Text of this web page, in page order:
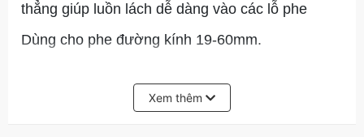
thẳng giúp luồn lách dễ dàng vào các lỗ phe
Dùng cho phe đường kính 19-60mm.
ứng nghiêm ngặt các tiêu chuẩn công nghiệp
châu Âu DIN 5254 / DIN 5256.
Xem thêm